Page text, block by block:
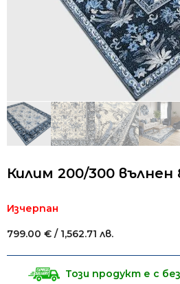
Килим 200/300 вълнен
Изчерпан
799.00 € / 1,562.71 лв.
Този продукт е с